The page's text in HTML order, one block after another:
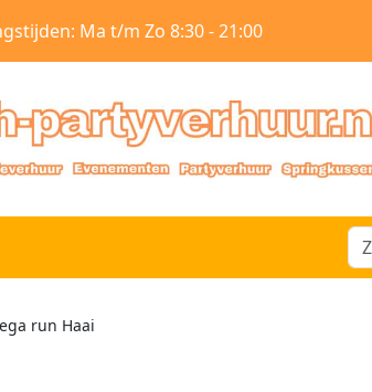
Ma t/m Zo 8:30 - 21:00
run Haai